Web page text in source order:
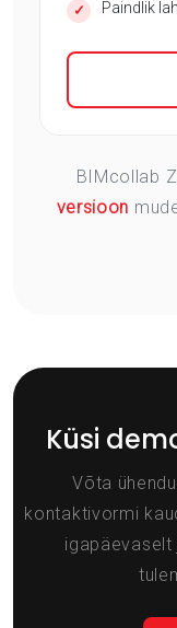
✓ Paindlik
BIMcollab
versioon
Küsi
Võta
kontaktivormi
igapäevaselt